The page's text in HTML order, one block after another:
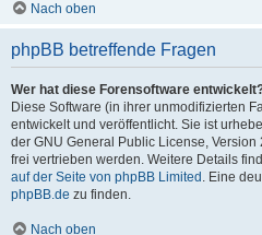
Nach oben
phpBB betreffende Fragen
Wer hat diese Forensoftware
Diese Software (in ihrer unmodifizierten
entwickelt und veröffentlicht. Sie ist
der GNU General Public License,
frei vertrieben werden. Weitere Details
auf der Seite von phpBB Limited . Eine
phpBB.de zu finden.
Nach oben